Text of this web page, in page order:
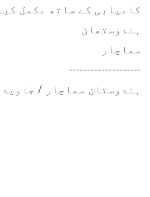
کامیابی کے ساتھ مکمل
ہندوستھان
سماچار
--------------------
ہندوستان سماچار /